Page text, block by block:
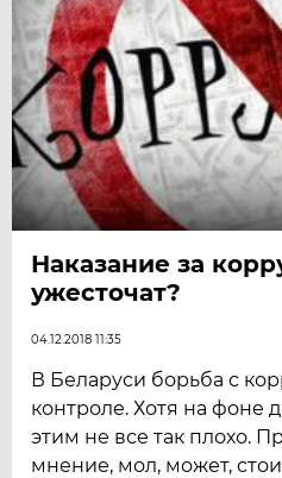
Наказание за
ужесточат?
04.12.2018 11:35
В Беларуси борьба с
контроле. Хотя на фоне
этим не все так плохо.
мнение, мол, может,